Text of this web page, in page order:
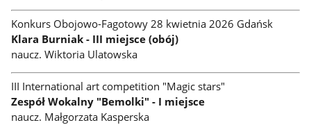
Konkurs Obojowo-Fagotowy 28 kwietnia 2026 Gdańsk
Klara Burniak - III miejsce (obój)
naucz. Wiktoria Ulatowska
III International art competition "Magic stars"
Zespół Wokalny "Bemolki" - I miejsce
naucz. Małgorzata Kasperska